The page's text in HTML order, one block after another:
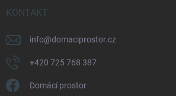
KONTAKT
info@domaciprostor.cz
+420 725 768 387
Domácí prostor